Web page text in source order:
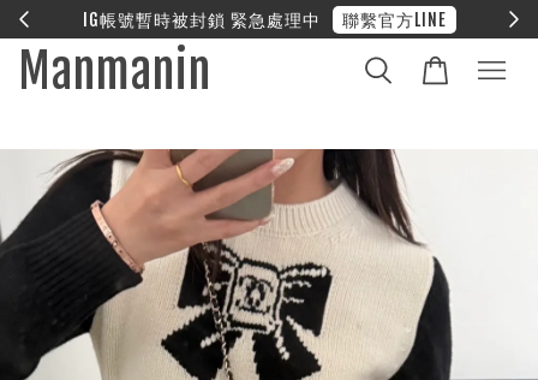
鎖 緊急處理中 聯繫官方LINE ❤︎ 全館滿兩
Manmanin